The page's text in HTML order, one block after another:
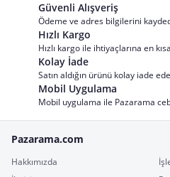
Güvenli Alışveriş
Ödeme ve adres bilgilerini
Hızlı Kargo
Hızlı kargo ile ihtiyaçlarına en
Kolay İade
Satın aldığın ürünü kolay iade
Mobil Uygulama
Mobil uygulama ile Pazarama
Pazarama.com
Hakkımızda